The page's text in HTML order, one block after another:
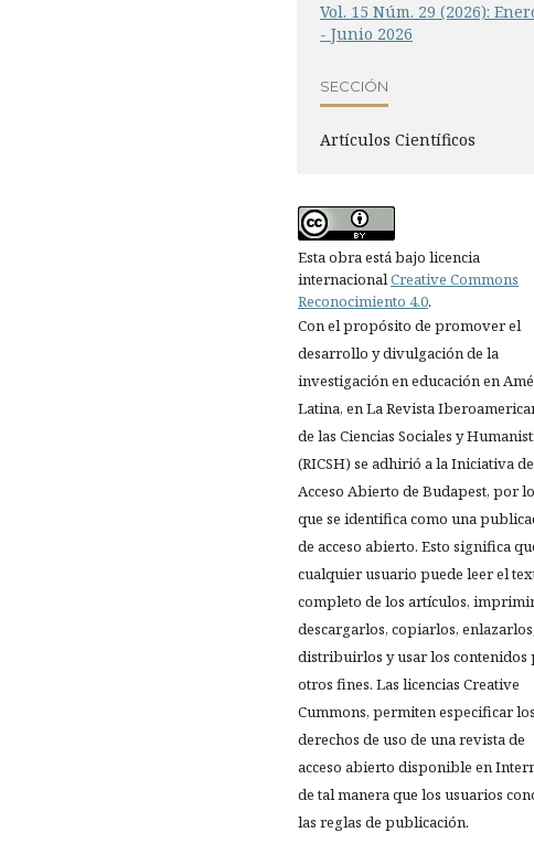
Vol. 15 Núm. 29 (2026):
- Junio 2026
SECCIÓN
Artí­culos Científicos
Esta obra está bajo licencia
internacionalCreative Commons
Reconocimiento 4.0.
Con el propósito de promover el
desarrollo y divulgación de la
investigación en educación en
Latina, en La Revista
de las Ciencias Sociales y
(RICSH) se adhirió a la Iniciativa de
Acceso Abierto de Budapest, por lo
que se identifica como una
de acceso abierto. Esto significa
cualquier usuario puede leer el
completo de los artículos,
descargarlos, copiarlos,
distribuirlos y usar los contenidos
otros fines. Las licencias Creative
Cummons, permiten especificar
derechos de uso de una revista de
acceso abierto disponible en
de tal manera que los usuarios
las reglas de publicación.